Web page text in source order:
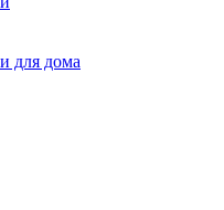
для дома